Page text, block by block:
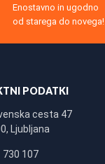
Enostavno in ugodno
od starega do novega!
PODATKI
cesta 47
Ljubljana
730 107